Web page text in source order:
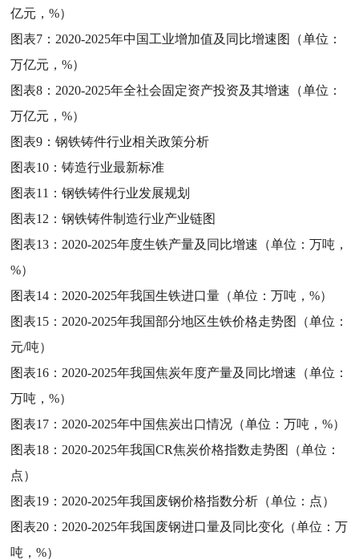
亿元，%）
图表7： 2020-2025年中国工业增加值及同比增速图（单位：
万亿元，%）
图表8： 2020-2025年全社会固定资产投资及其增速（单位：
万亿元，%）
图表9：钢铁铸件行业相关政策分析
图表10：铸造行业最新标准
图表11：钢铁铸件行业发展规划
图表12：钢铁铸件制造行业产业链图
图表13： 2020-2025年度生铁产量及同比增速（单位：万吨，
%）
图表14： 2020-2025年我国生铁进口量（单位：万吨，%）
图表15： 2020-2025年我国部分地区生铁价格走势图（单位：
元/吨）
图表16： 2020-2025年我国焦炭年度产量及同比增速（单位：
万吨，%）
图表17： 2020-2025年中国焦炭出口情况（单位：万吨，%）
图表18： 2020-2025年我国CR焦炭价格指数走势图（单位：
点）
图表19： 2020-2025年我国废钢价格指数分析（单位：点）
图表20： 2020-2025年我国废钢进口量及同比变化（单位：万
吨，%）